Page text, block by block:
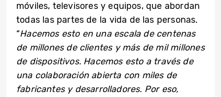
móviles, televisores y equipos, que abordan
todas las partes de la vida de las personas.
“Hacemos esto en una escala de centenas
de millones de clientes y más de mil millones
de dispositivos. Hacemos esto a través de
una colaboración abierta con miles de
fabricantes y desarrolladores. Por eso,